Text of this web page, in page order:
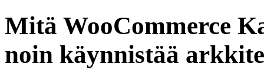
Mitä WooCommerce
noin käynnistää